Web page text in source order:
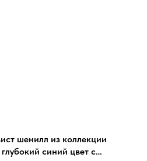
шенилл из коллекции
синий цвет с